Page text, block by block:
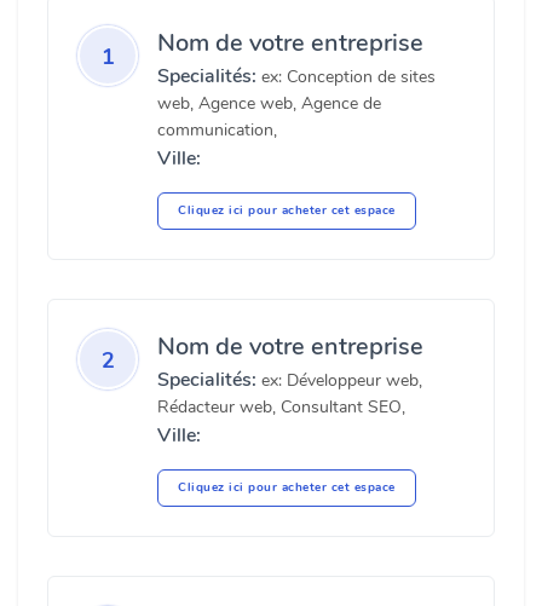
1 Nom de votre entreprise
Specialités: ex: Conception de sites
web, Agence web, Agence de
communication,
Ville:
Cliquez ici pour acheter cet espace
2 Nom de votre entreprise
Specialités: ex: Développeur web,
Rédacteur web, Consultant SEO,
Ville:
Cliquez ici pour acheter cet espace